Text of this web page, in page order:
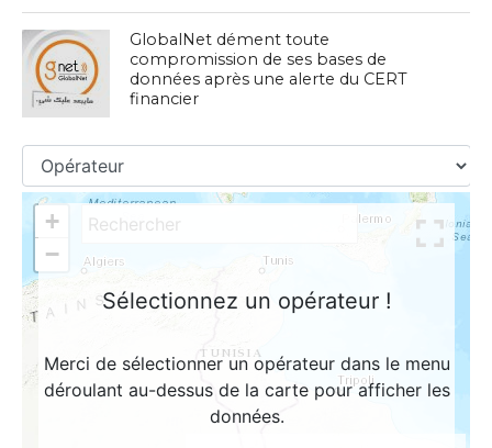
GlobalNet dément toute
compromission de ses bases de
données après une alerte du CERT
financier